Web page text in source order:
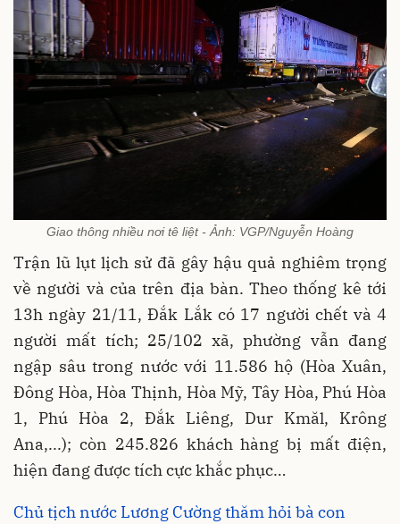
Giao thông nhiều nơi tê liệt - Ảnh: VGP/Nguyễn Hoàng
Trận lũ lụt lịch sử đã gây hậu quả nghiêm trọng
về người và của trên địa bàn. Theo thống kê tới
13h ngày 21/11, Đắk Lắk có 17 người chết và 4
người mất tích; 25/102 xã, phường vẫn đang
ngập sâu trong nước với 11.586 hộ (Hòa Xuân,
Đông Hòa, Hòa Thịnh, Hòa Mỹ, Tây Hòa, Phú Hòa
1, Phú Hòa 2, Đắk Liêng, Dur Kmăl, Krông
Ana,...); còn 245.826 khách hàng bị mất điện,
hiện đang được tích cực khắc phục…
Chủ tịch nước Lương Cường thăm hỏi bà con